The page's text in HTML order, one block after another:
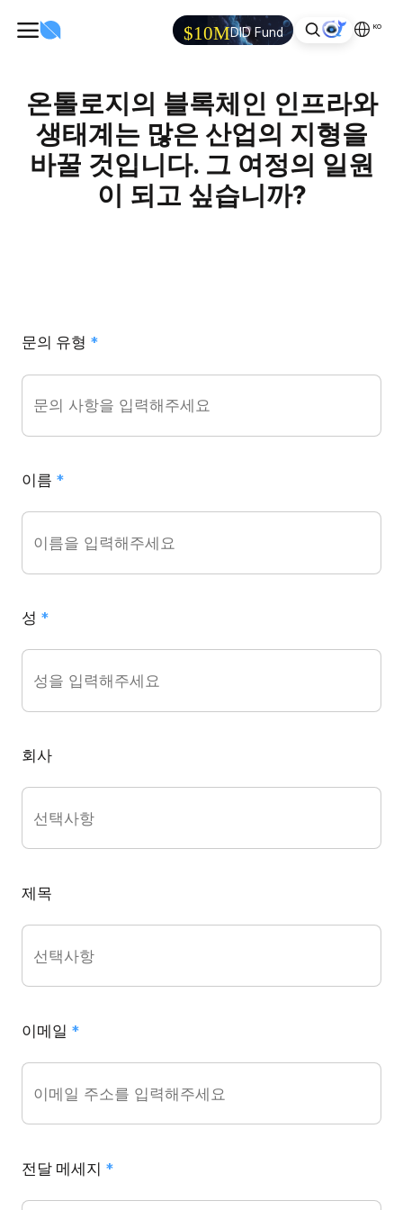
$10MDID Fund KO
온톨로지의 블록체인 인프라와
생태계는 많은 산업의 지형을
바꿀 것입니다. 그 여정의 일원
이 되고 싶습니까?
문의 유형 *
이름 *
성 *
회사
제목
이메일 *
전달 메세지 *